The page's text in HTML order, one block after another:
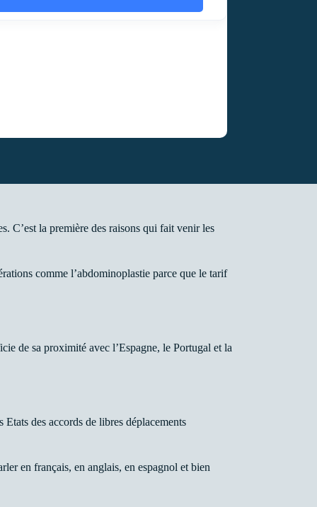
C’est la première des raisons qui fait venir les
comme l’abdominoplastie parce que le tarif
de sa proximité avec l’Espagne, le Portugal et la
des accords de libres déplacements
en français, en anglais, en espagnol et bien